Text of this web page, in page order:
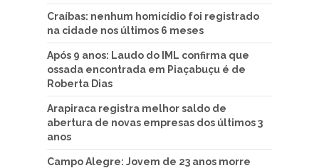
Craíbas: nenhum homicídio foi registrado
na cidade nos últimos 6 meses
Após 9 anos: Laudo do IML confirma que
ossada encontrada em Piaçabuçu é de
Roberta Dias
Arapiraca registra melhor saldo de
abertura de novas empresas dos últimos 3
anos
Campo Alegre: Jovem de 23 anos morre